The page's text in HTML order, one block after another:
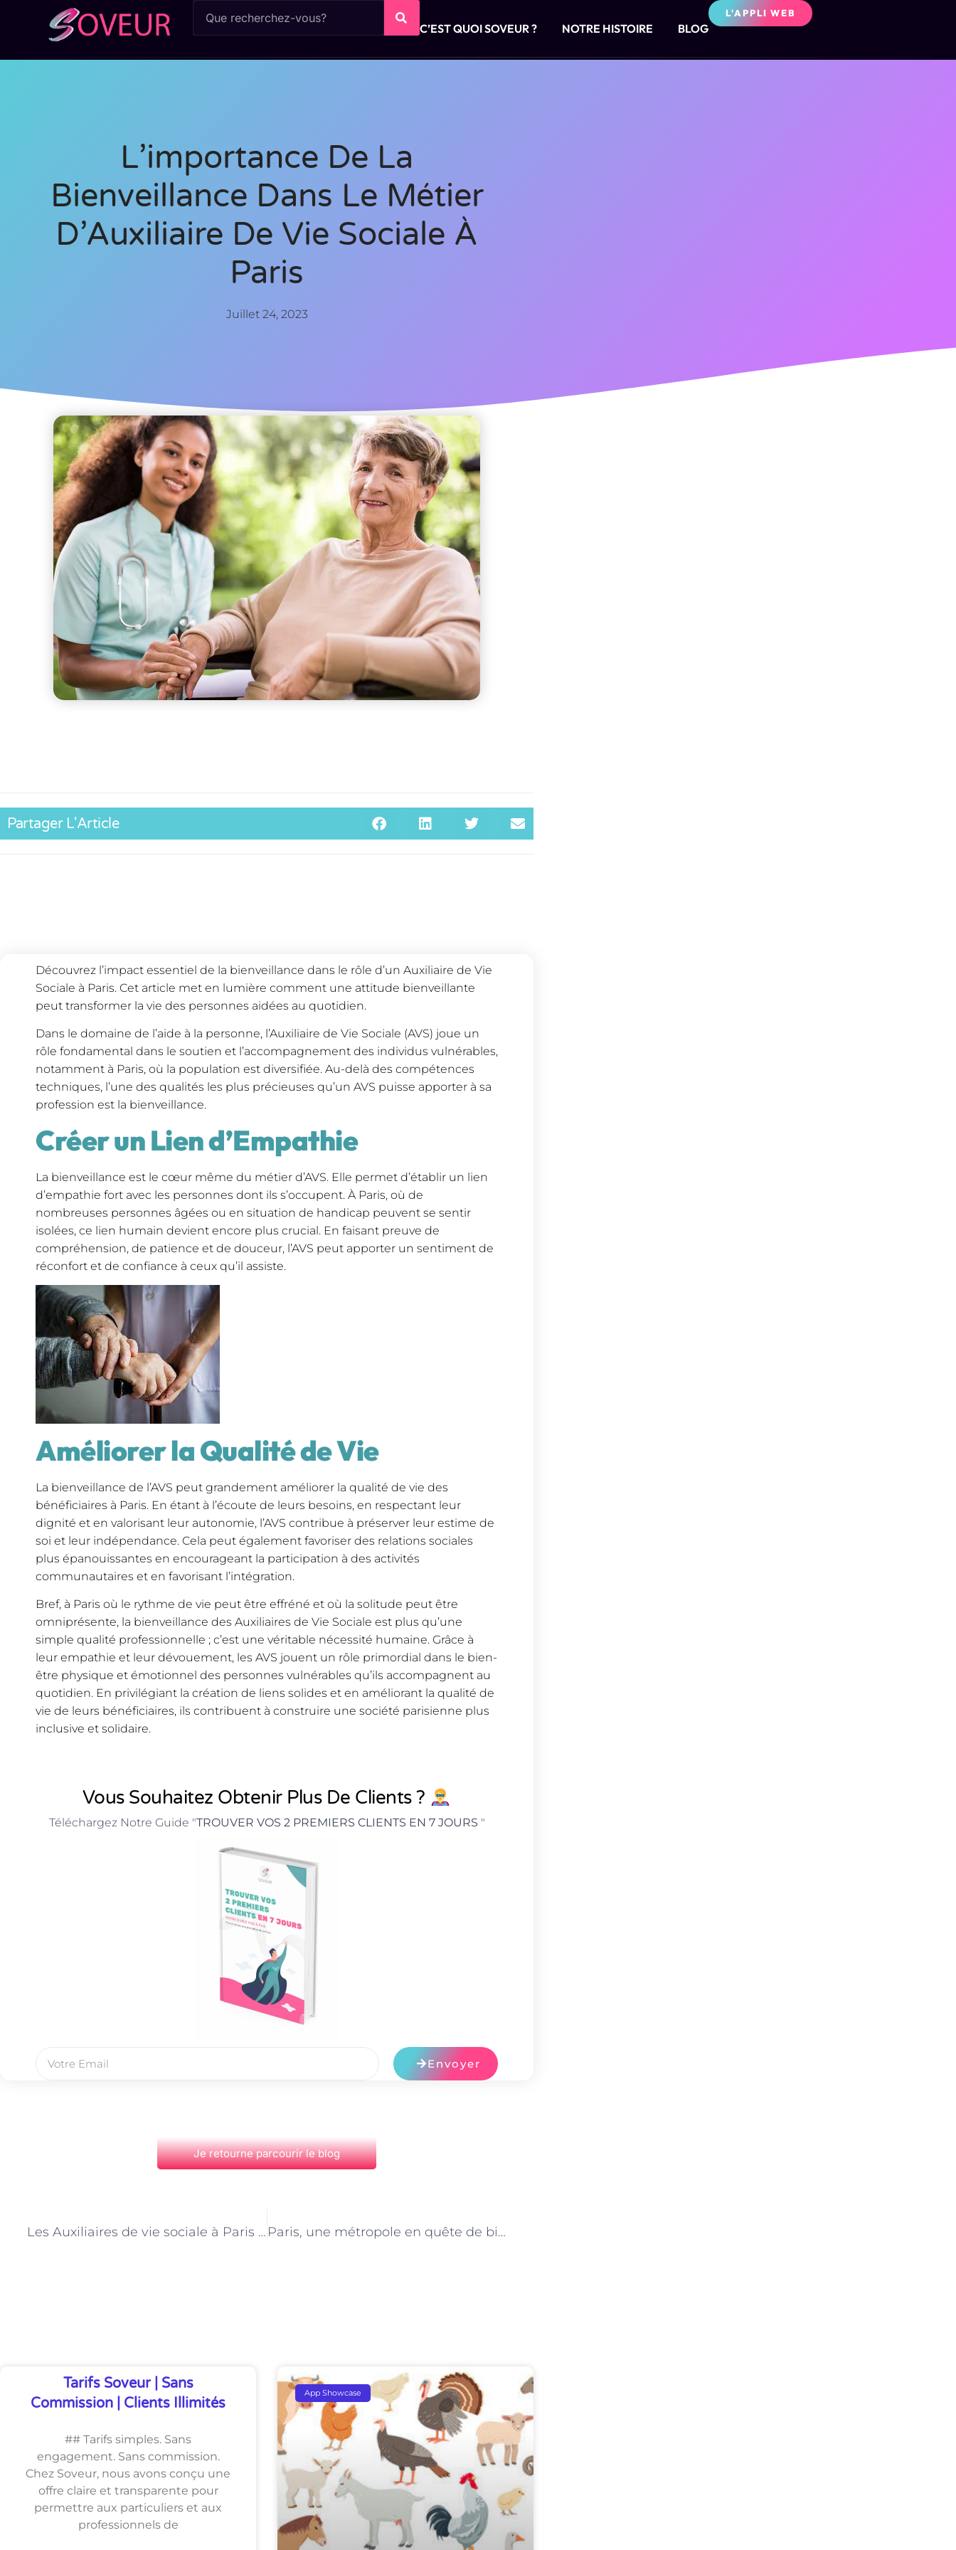
C’EST QUOI SOVEUR ? NOTRE HISTOIRE BLOG
L'APPLI WEB
L’importance De La
Bienveillance Dans Le Métier
D’Auxiliaire De Vie Sociale À
Paris
Juillet 24, 2023
Partager L'Article
Découvrez l’impact essentiel de la bienveillance dans le rôle d’un Auxiliaire de Vie
Sociale à Paris. Cet article met en lumière comment une attitude bienveillante
peut transformer la vie des personnes aidées au quotidien.
Dans le domaine de l’aide à la personne, l’Auxiliaire de Vie Sociale (AVS) joue un
rôle fondamental dans le soutien et l’accompagnement des individus vulnérables,
notamment à Paris, où la population est diversifiée. Au-delà des compétences
techniques, l’une des qualités les plus précieuses qu’un AVS puisse apporter à sa
profession est la bienveillance.
Créer un Lien d’Empathie
La bienveillance est le cœur même du métier d’AVS. Elle permet d’établir un lien
d’empathie fort avec les personnes dont ils s’occupent. À Paris, où de
nombreuses personnes âgées ou en situation de handicap peuvent se sentir
isolées, ce lien humain devient encore plus crucial. En faisant preuve de
compréhension, de patience et de douceur, l’AVS peut apporter un sentiment de
réconfort et de confiance à ceux qu’il assiste.
Améliorer la Qualité de Vie
La bienveillance de l’AVS peut grandement améliorer la qualité de vie des
bénéficiaires à Paris. En étant à l’écoute de leurs besoins, en respectant leur
dignité et en valorisant leur autonomie, l’AVS contribue à préserver leur estime de
soi et leur indépendance. Cela peut également favoriser des relations sociales
plus épanouissantes en encourageant la participation à des activités
communautaires et en favorisant l’intégration.
Bref, à Paris où le rythme de vie peut être effréné et où la solitude peut être
omniprésente, la bienveillance des Auxiliaires de Vie Sociale est plus qu’une
simple qualité professionnelle ; c’est une véritable nécessité humaine. Grâce à
leur empathie et leur dévouement, les AVS jouent un rôle primordial dans le bien-
être physique et émotionnel des personnes vulnérables qu’ils accompagnent au
quotidien. En privilégiant la création de liens solides et en améliorant la qualité de
vie de leurs bénéficiaires, ils contribuent à construire une société parisienne plus
inclusive et solidaire.
Vous Souhaitez Obtenir Plus De Clients ?
Téléchargez Notre Guide "TROUVER VOS 2 PREMIERS CLIENTS EN 7 JOURS "
Envoyer
Je retourne parcourir le blog
Les Auxiliaires de vie sociale à Paris : des facilitateurs du maintien de l’autonomie des seniors Paris, une métropole en quête de bienveillance : le rôle des Auxiliaires de vie sociale
Tarifs Soveur | Sans
Commission | Clients Illimités
## Tarifs simples. Sans
engagement. Sans commission.
Chez Soveur, nous avons conçu une
offre claire et transparente pour
permettre aux particuliers et aux
professionnels de
App Showcase